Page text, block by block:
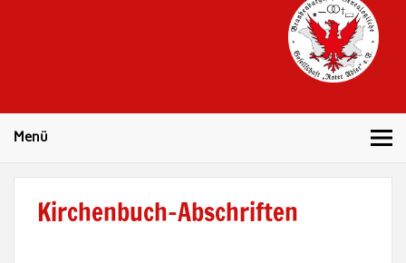
Menü
Kirchenbuch-Abschriften